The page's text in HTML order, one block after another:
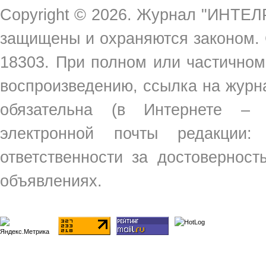
Copyright © 2026. Журнал
защищены и охраняются
18303. При полном или
воспроизведению, ссылка на
обязательна (в Интернете
электронной почты
ответственности за
объявлениях.